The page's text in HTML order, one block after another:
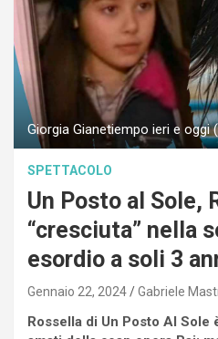
Giorgia Gianetiempo ieri e oggi
SPETTACOLO
Un Posto al Sole,
“cresciuta” nella
esordio a soli 3
Gennaio 22, 2024 Gabriele
Rossella di Un Posto Al